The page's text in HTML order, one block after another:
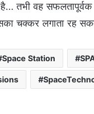
तभी वह
चक्कर लगाता रह
Space Station